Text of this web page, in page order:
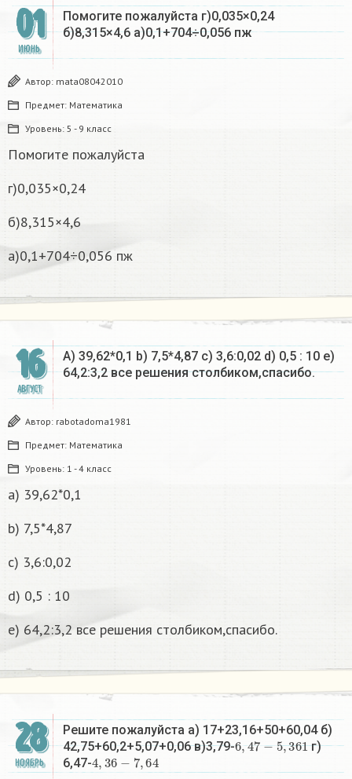
01
ИЮНЬ
Помогите пожалуйста г)0,035×0,24
б)8,315×4,6 а)0,1+704÷0,056 пж
Автор: mata08042010
Предмет: Математика
Уровень: 5 - 9 класс
Помогите пожалуйста
г)0,035×0,24
б)8,315×4,6
а)0,1+704÷0,056 пж
16
АВГУСТ
A) 39,62*0,1 b) 7,5*4,87 c) 3,6:0,02 d) 0,5 : 10 e)
64,2:3,2 все решения столбиком,спасибо.
Автор: rabotadoma1981
Предмет: Математика
Уровень: 1 - 4 класс
a) 39,62*0,1
b) 7,5*4,87
c) 3,6:0,02
d) 0,5 : 10
e) 64,2:3,2 все решения столбиком,спасибо.
28
НОЯБРЬ
Решите пожалуйста а) 17+23,16+50+60,04 б)
42,75+60,2+5,07+0,06 в)3,79-6 47− 361
г)
6,47- 4 36− 64